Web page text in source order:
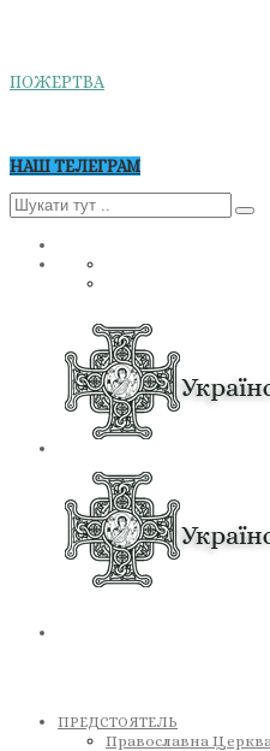
ПОЖЕРТВА
НАШ ТЕЛЕГРАМ
ПРЕДСТОЯТЕЛЬ
Православна